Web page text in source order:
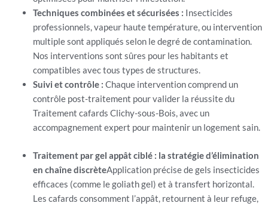
Techniques combinées et sécurisées : Insecticides
professionnels, vapeur haute température, ou intervention
multiple sont appliqués selon le degré de contamination.
Nos interventions sont sûres pour les habitants et
compatibles avec tous types de structures.
Suivi et contrôle : Chaque intervention comprend un
contrôle post-traitement pour valider la réussite du
Traitement cafards Clichy-sous-Bois, avec un
accompagnement expert pour maintenir un logement sain.
Traitement par gel appât ciblé : la stratégie d’élimination
en chaîne discrèteApplication précise de gels insecticides
efficaces (comme le goliath gel) et à transfert horizontal.
Les cafards consomment l’appât, retournent à leur refuge,